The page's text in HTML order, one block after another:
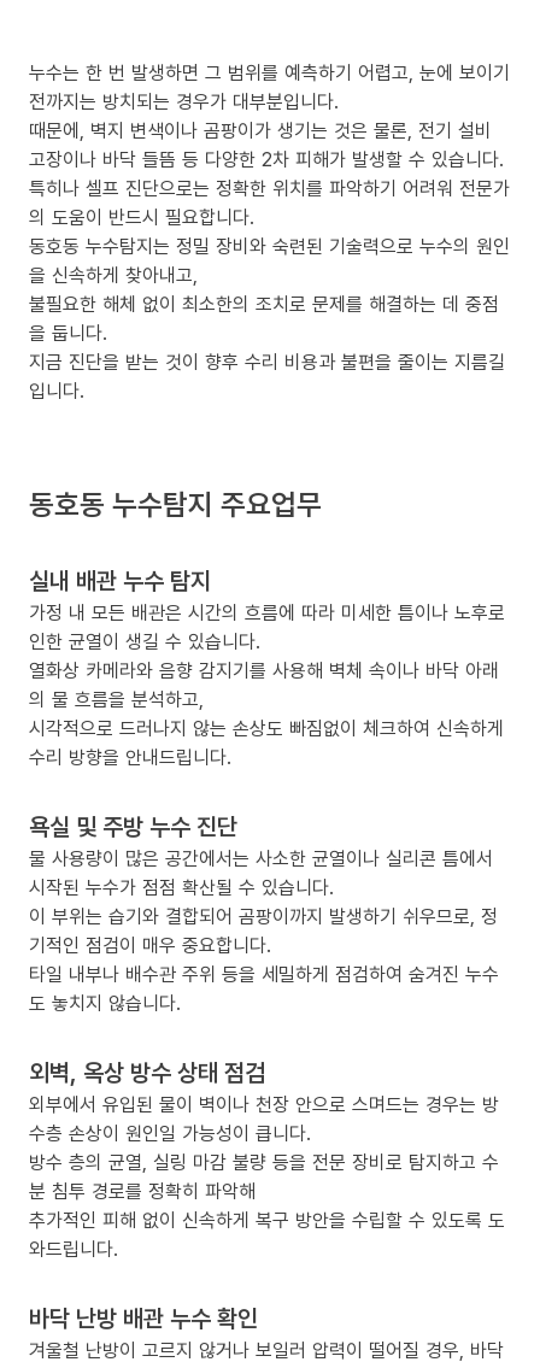
누수는 한 번 발생하면 그 범위를 예측하기 어렵고, 눈에 보이기
전까지는 방치되는 경우가 대부분입니다.
때문에, 벽지 변색이나 곰팡이가 생기는 것은 물론, 전기 설비
고장이나 바닥 들뜸 등 다양한 2차 피해가 발생할 수 있습니다.
특히나 셀프 진단으로는 정확한 위치를 파악하기 어려워 전문가
의 도움이 반드시 필요합니다.
동호동 누수탐지는 정밀 장비와 숙련된 기술력으로 누수의 원인
을 신속하게 찾아내고,
불필요한 해체 없이 최소한의 조치로 문제를 해결하는 데 중점
을 둡니다.
지금 진단을 받는 것이 향후 수리 비용과 불편을 줄이는 지름길
입니다.
동호동 누수탐지 주요업무
실내 배관 누수 탐지
가정 내 모든 배관은 시간의 흐름에 따라 미세한 틈이나 노후로
인한 균열이 생길 수 있습니다.
열화상 카메라와 음향 감지기를 사용해 벽체 속이나 바닥 아래
의 물 흐름을 분석하고,
시각적으로 드러나지 않는 손상도 빠짐없이 체크하여 신속하게
수리 방향을 안내드립니다.
욕실 및 주방 누수 진단
물 사용량이 많은 공간에서는 사소한 균열이나 실리콘 틈에서
시작된 누수가 점점 확산될 수 있습니다.
이 부위는 습기와 결합되어 곰팡이까지 발생하기 쉬우므로, 정
기적인 점검이 매우 중요합니다.
타일 내부나 배수관 주위 등을 세밀하게 점검하여 숨겨진 누수
도 놓치지 않습니다.
외벽, 옥상 방수 상태 점검
외부에서 유입된 물이 벽이나 천장 안으로 스며드는 경우는 방
수층 손상이 원인일 가능성이 큽니다.
방수 층의 균열, 실링 마감 불량 등을 전문 장비로 탐지하고 수
분 침투 경로를 정확히 파악해
추가적인 피해 없이 신속하게 복구 방안을 수립할 수 있도록 도
와드립니다.
바닥 난방 배관 누수 확인
겨울철 난방이 고르지 않거나 보일러 압력이 떨어질 경우, 바닥